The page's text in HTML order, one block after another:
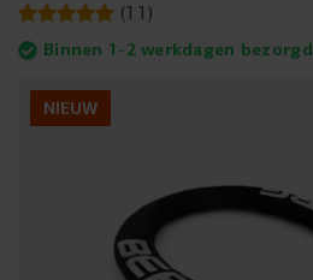
(11 )
Binnen 1-2 werkdagen bezorgd
NIEUW